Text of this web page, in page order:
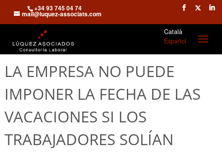
+34 93 745 04 74
mail@luquez-associats.com
Català
Español
LA EMPRESA NO PUEDE
IMPONER LA FECHA DE LAS
VACACIONES SI LOS
TRABAJADORES SOLÍAN